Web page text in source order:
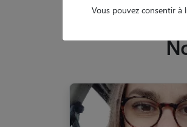
Vous pouvez consentir à